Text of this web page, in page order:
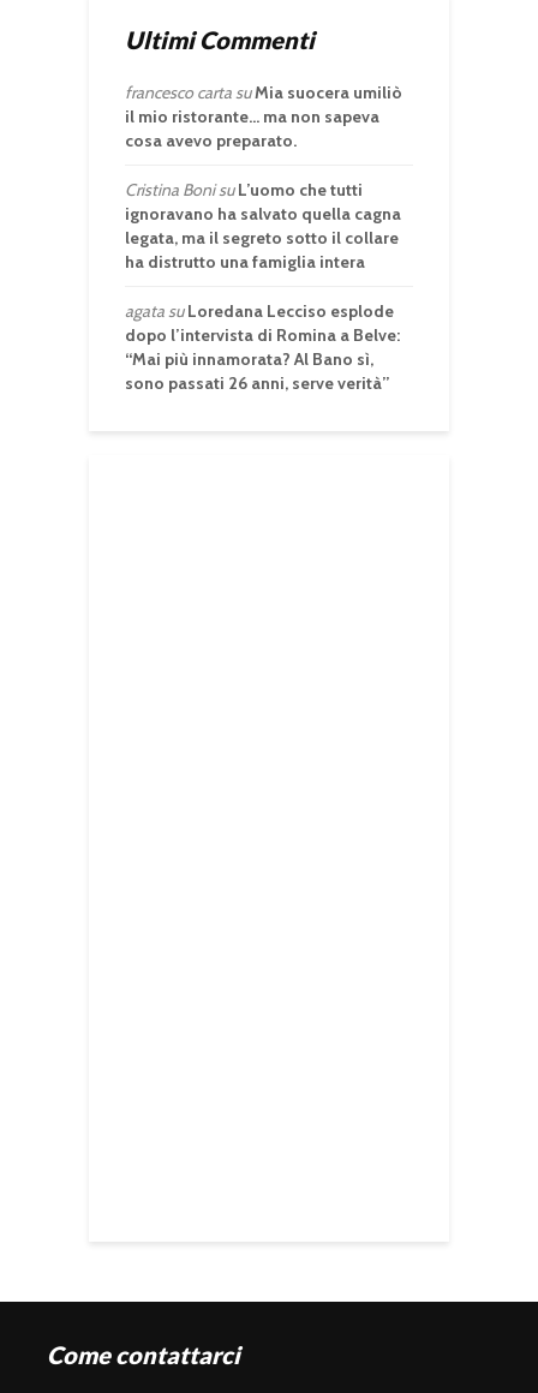
Ultimi Commenti
francesco cartasuMia suocera umiliò
il mio ristorante… ma non sapeva
cosa avevo preparato.
Cristina BonisuL’uomo che tutti
ignoravano ha salvato quella cagna
legata, ma il segreto sotto il collare
ha distrutto una famiglia intera
agatasuLoredana Lecciso esplode
dopo l’intervista di Romina a Belve:
“Mai più innamorata? Al Bano sì,
sono passati 26 anni, serve verità”
Come contattarci